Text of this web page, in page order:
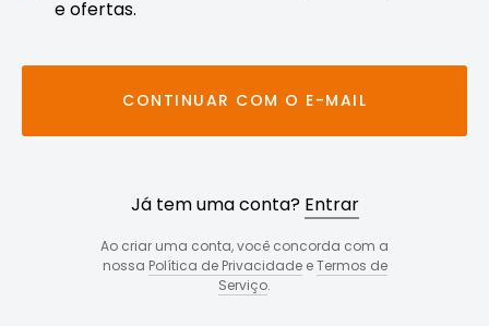
e ofertas.
CONTINUAR COM O E-MAIL
Já tem uma conta? Entrar
Ao criar uma conta, você concorda com a
nossa Política de PrivacidadeeTermos de
Serviço.